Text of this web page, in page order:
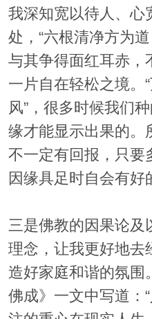
我深知宽以待人、心
处，“六根清净方为
与其争得面红耳赤，
一片自在轻松之境。
风”，很多时候我们
缘才能显示出果的。
不一定有回报，只要
因缘具足时自会有好
三是佛教的因果论及
理念，让我更好地去
造好家庭和谐的氛围
佛成》一文中写道：